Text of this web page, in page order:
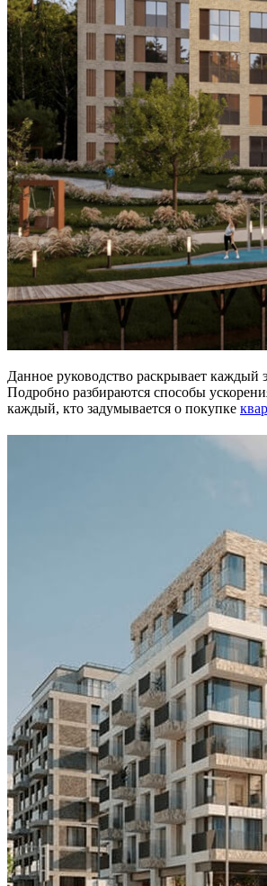
Данное руководство раскрывает каждый
Подробно разбираются способы
каждый, кто задумывается о покупке